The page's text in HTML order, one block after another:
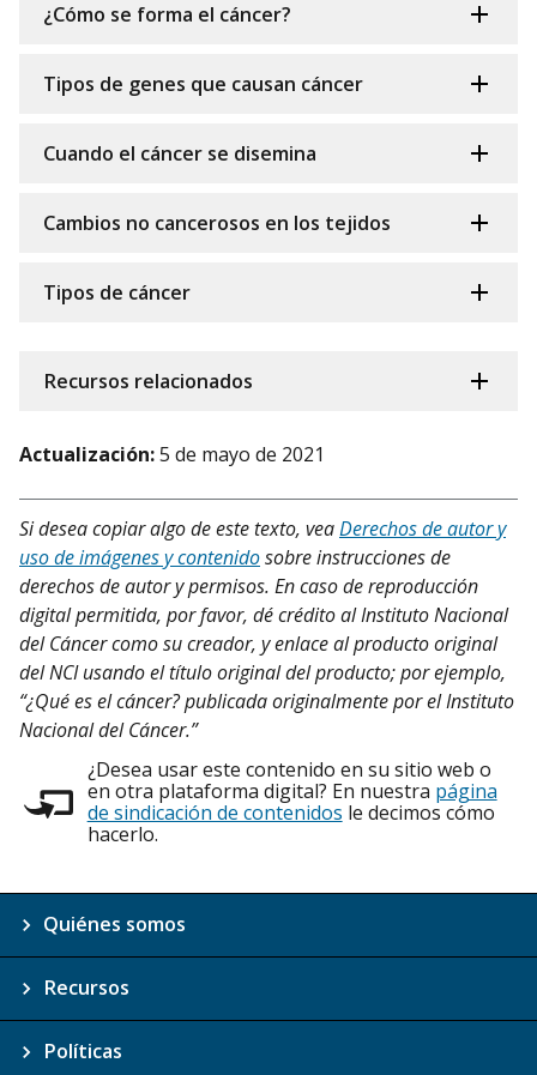
¿Cómo se forma el cáncer?
Tipos de genes que causan cáncer
Cuando el cáncer se disemina
Cambios no cancerosos en los tejidos
Tipos de cáncer
Recursos relacionados
Actualización:5 de mayo de 2021
Si desea copiar algo de este texto, veaDerechos de autor y
uso de imágenes y contenidosobre instrucciones de
derechos de autor y permisos. En caso de reproducción
digital permitida, por favor, dé crédito al Instituto Nacional
del Cáncer como su creador, y enlace al producto original
del NCI usando el título original del producto; por ejemplo,
“¿Qué es el cáncer? publicada originalmente por el Instituto
Nacional del Cáncer.”
¿Desea usar este contenido en su sitio web o
en otra plataforma digital? En nuestra página
de sindicación de contenidos le decimos cómo
hacerlo.
Quiénes somos
Recursos
Políticas